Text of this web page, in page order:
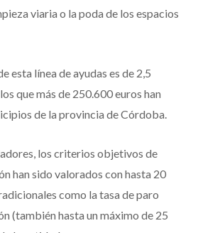
viaria o la poda de los espacios
esta línea de ayudas es de 2,5
que más de 250.600 euros han
de la provincia de Córdoba.
los criterios objetivos de
han sido valorados con hasta 20
como la tasa de paro
(también hasta un máximo de 25